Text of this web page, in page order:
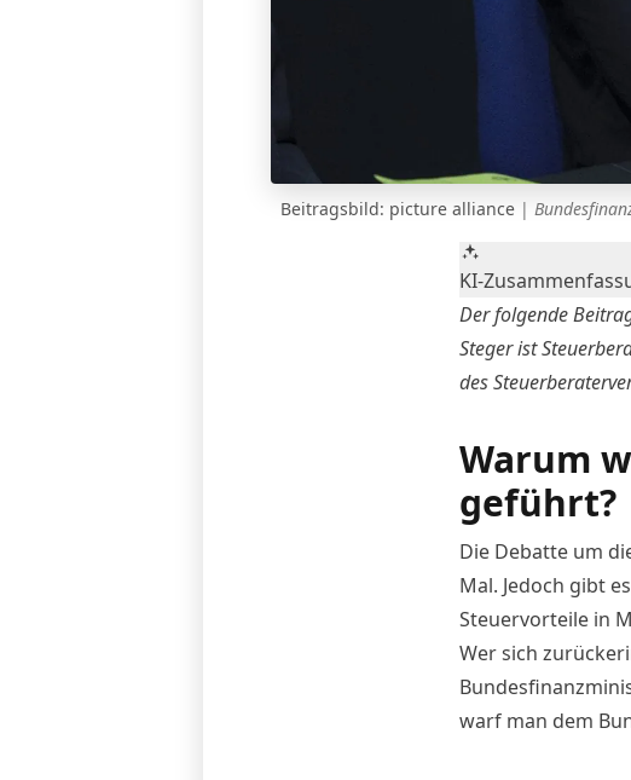
Beitragsbild: picture alliance |
KI-
Der folgende
Steger ist
des
Warum
geführt?
Die Debatte um
Mal. Jedoch gibt
Steuervorteile in
Wer sich
warf man dem